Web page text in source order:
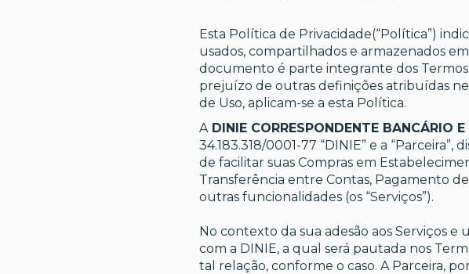
Esta Política de Privacidade(“Política”)
usados, compartilhados e armazenados
documento é parte integrante dos Termos
prejuízo de outras definições atribuídas
de Uso, aplicam-se a esta Política.
ADINIE CORRESPONDENTE BANCÁRIO
34.183.318/0001-77 “DINIE” e a
de facilitar suas Compras em
Transferência entre Contas, Pagamento
outras funcionalidades (os “Serviços”).
No contexto da sua adesão aos Serviços
com a DINIE, a qual será pautada nos
tal relação, conforme o caso. A Parceira,